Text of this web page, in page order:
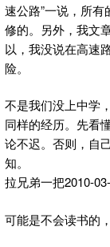
速公路”一说，所
修的。另外，我文
以，我没说在高速
险。
不是我们没上中学
同样的经历。先看
论不迟。否则，自
知。
拉兄弟一把2010-
可能是不会读书的